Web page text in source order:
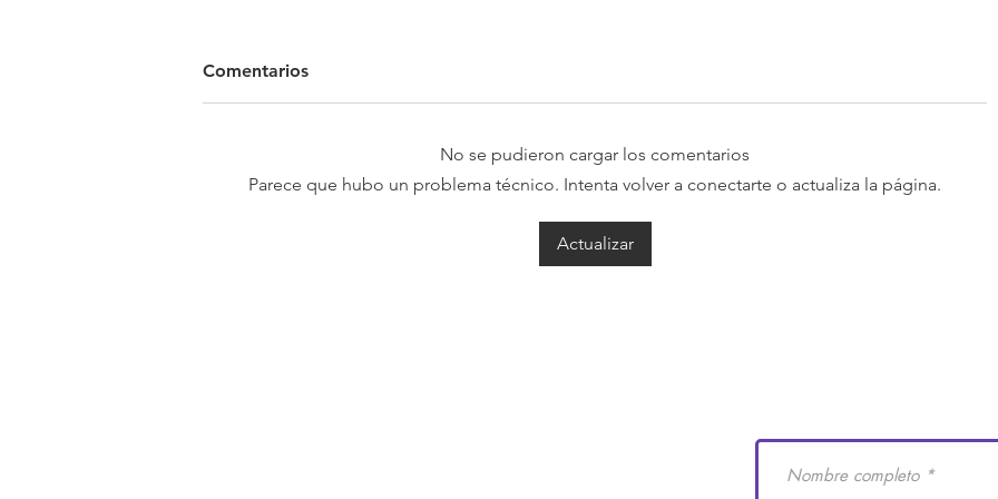
Comentarios
No se pudieron cargar los comentarios
Parece que hubo un problema técnico. Intenta volver a conectarte o actualiza la página.
Actualizar